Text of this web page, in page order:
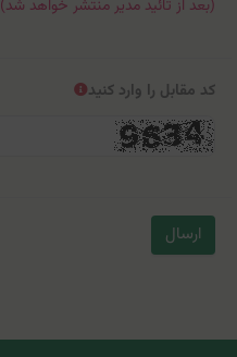
(بعد از تائید مدیر منتشر خواهد شد)
کد مقابل را وارد کنید
ارسال